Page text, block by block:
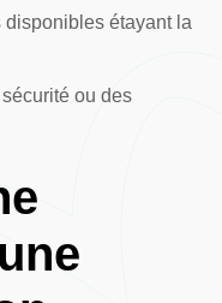
étayant la
ou des